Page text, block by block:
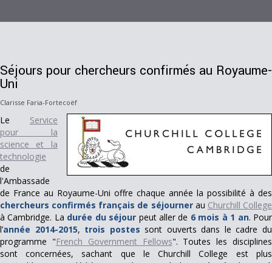
Séjours pour chercheurs confirmés au Royaume-
Uni
Clarisse Faria-Fortecoëf
Le Service
pour la
science et la
technologie
de
l'Ambassade
de France au Royaume-Uni offre chaque année la possibilité à des
chercheurs confirmés français de séjournerau Churchill College
à Cambridge. La durée du séjour peut aller de 6 mois à 1 an. Pour
l’année 2014-2015, trois postes sont ouverts dans le cadre du
programme "French Government Fellows". Toutes les disciplines
sont concernées, sachant que le Churchill College est plus